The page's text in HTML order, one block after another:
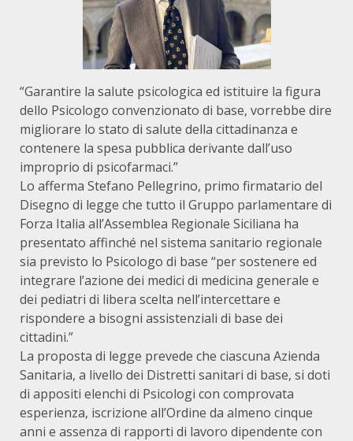
“Garantire la salute psicologica ed istituire la figura
dello Psicologo convenzionato di base, vorrebbe dire
migliorare lo stato di salute della cittadinanza e
contenere la spesa pubblica derivante dall’uso
improprio di psicofarmaci.”
Lo afferma Stefano Pellegrino, primo firmatario del
Disegno di legge che tutto il Gruppo parlamentare di
Forza Italia all’Assemblea Regionale Siciliana ha
presentato affinché nel sistema sanitario regionale
sia previsto lo Psicologo di base “per sostenere ed
integrare l’azione dei medici di medicina generale e
dei pediatri di libera scelta nell’intercettare e
rispondere a bisogni assistenziali di base dei
cittadini.”
La proposta di legge prevede che ciascuna Azienda
Sanitaria, a livello dei Distretti sanitari di base, si doti
di appositi elenchi di Psicologi con comprovata
esperienza, iscrizione all’Ordine da almeno cinque
anni e assenza di rapporti di lavoro dipendente con